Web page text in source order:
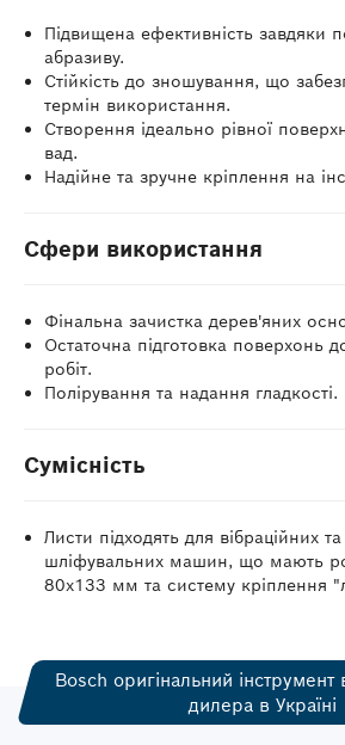
Підвищена ефективність завдяки
абразиву.
Стійкість до зношування, що
термін використання.
Створення ідеально рівної
вад.
Надійне та зручне кріплення на
Сфери використання
Фінальна зачистка дерев'яних
Остаточна підготовка поверхонь
робіт.
Полірування та надання гладкості.
Сумісність
Листи підходять для вібраційних
шліфувальних машин, що мають
80x133 мм та систему кріплення
Bosch оригінальний інструмент
дилера в Україні